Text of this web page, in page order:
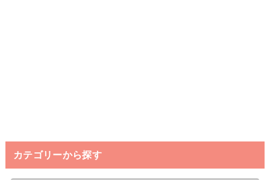
カテゴリーから探す